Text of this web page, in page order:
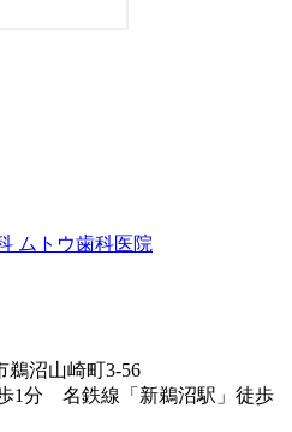
沼山崎町3-56
1分 名鉄線「新鵜沼駅」徒歩